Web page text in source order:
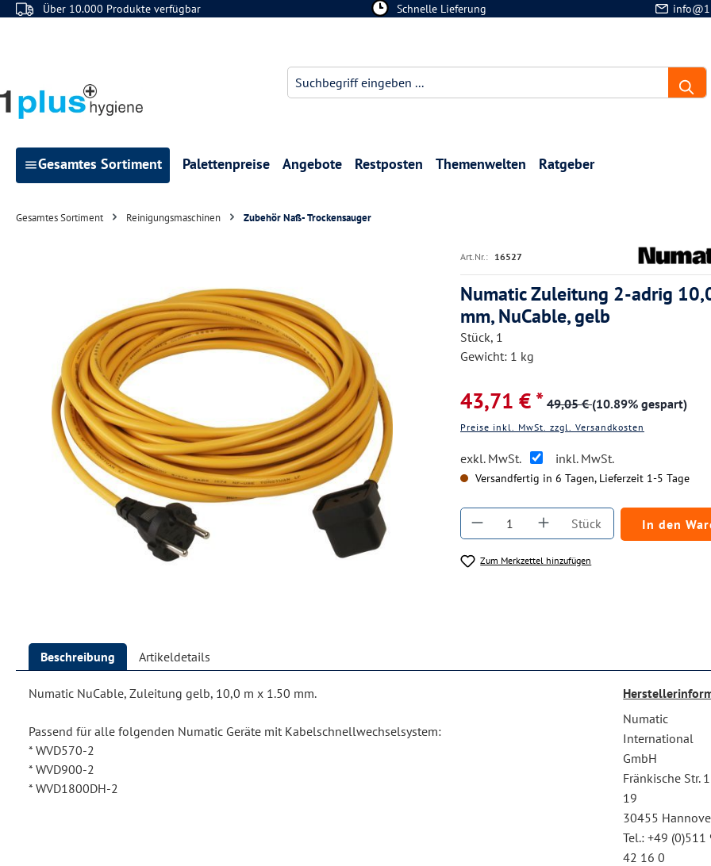
Hauptinhalt springen
Zur Suche springen
Zur Hauptnavigation springen
Über 10.000 Produkte verfügbar Schnelle Lieferung
Gesamtes Sortiment Palettenpreise Angebote Restposten Themenwelten Ratgeber
Gesamtes Sortiment Reinigungsmaschinen Zubehör Naß- Trockensauger
Art.Nr.: 16527
Numatic Zuleitung 2-adrig
mm, NuCable, gelb
Stück, 1
Gewicht: 1 kg
43,71 € * 49,05 €(10.89% gespart)
Preise inkl. MwSt. zzgl. Versandkosten
exkl. MwSt. inkl. MwSt.
Versandfertig in 6 Tagen, Lieferzeit 1-5 Tage
Produkt Anzahl: Gib den
Stück In den
Zum Merkzettel hinzufügen
Beschreibung Artikeldetails
Numatic NuCable, Zuleitung gelb, 10,0 m x 1.50 mm.
Passend für alle folgenden Numatic Geräte mit Kabelschnellwechselsystem:
* WVD570-2
* WVD900-2
* WVD1800DH-2
Numatic
International
GmbH
Fränkische Str.
19
30455
Tel.: +49 (0)511
42 16 0